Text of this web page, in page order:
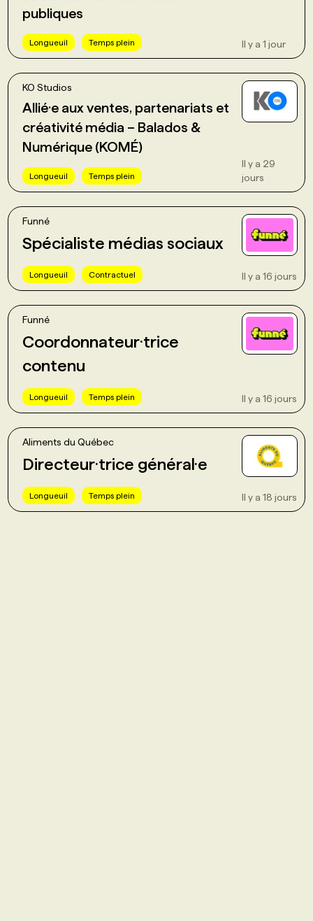
PROGRAMMES DE SUBVENTIONS
FAQ
ANNONCEZ AVEC NOUS
publiques
Longueuil Temps plein Il y a 1 jour
KO Studios
Allié·e aux ventes, partenariats et
créativité média – Balados &
Numérique (KOMÉ)
Longueuil Temps plein
Il y a 29
jours
Funné
Spécialiste médias sociaux
Longueuil Contractuel Il y a 16 jours
Funné
Coordonnateur·trice
contenu
Longueuil Temps plein Il y a 16 jours
Aliments du Québec
Directeur·trice général·e
Longueuil Temps plein Il y a 18 jours